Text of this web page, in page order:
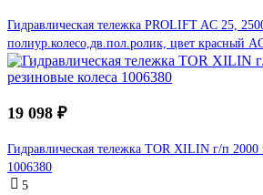
Гидравлическая тележка PROLIFT AC 25,
полиур.колесо,дв.пол.ролик, цвет красный
19 098 ₽
Гидравлическая тележка TOR XILIN г/п 2000
1006380
5